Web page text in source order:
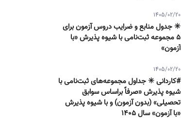
1405/02/20
✳️ جدول منابع و ضرایب دروس آزمون برای
۵ مجموعه ثبت‌نامی با شیوه پذیرش «با
آزمون»
1405/02/20
#کاردانی ✳️ جداول مجموعه‌های ثبت‌نامی با
شیوه پذیرش «صرفاً براساس سوابق
تحصیلی» (بدون آزمون) و با شیوه پذیرش
«با آزمون» سال ۱۴۰۵